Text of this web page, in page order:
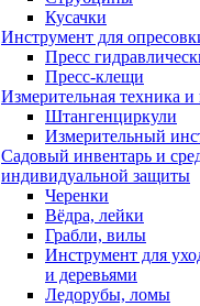
Кусачки
Инструмент для
Пресс
Пресс-клещи
Измерительная техника
Штангенциркули
Измерительный
Садовый инвентарь и
индивидуальной защиты
Черенки
Вёдра, лейки
Грабли, вилы
Инструмент для
и деревьями
Ледорубы, ломы